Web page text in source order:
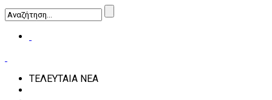
ΤΕΛΕΥΤΑΙΑ ΝΕΑ